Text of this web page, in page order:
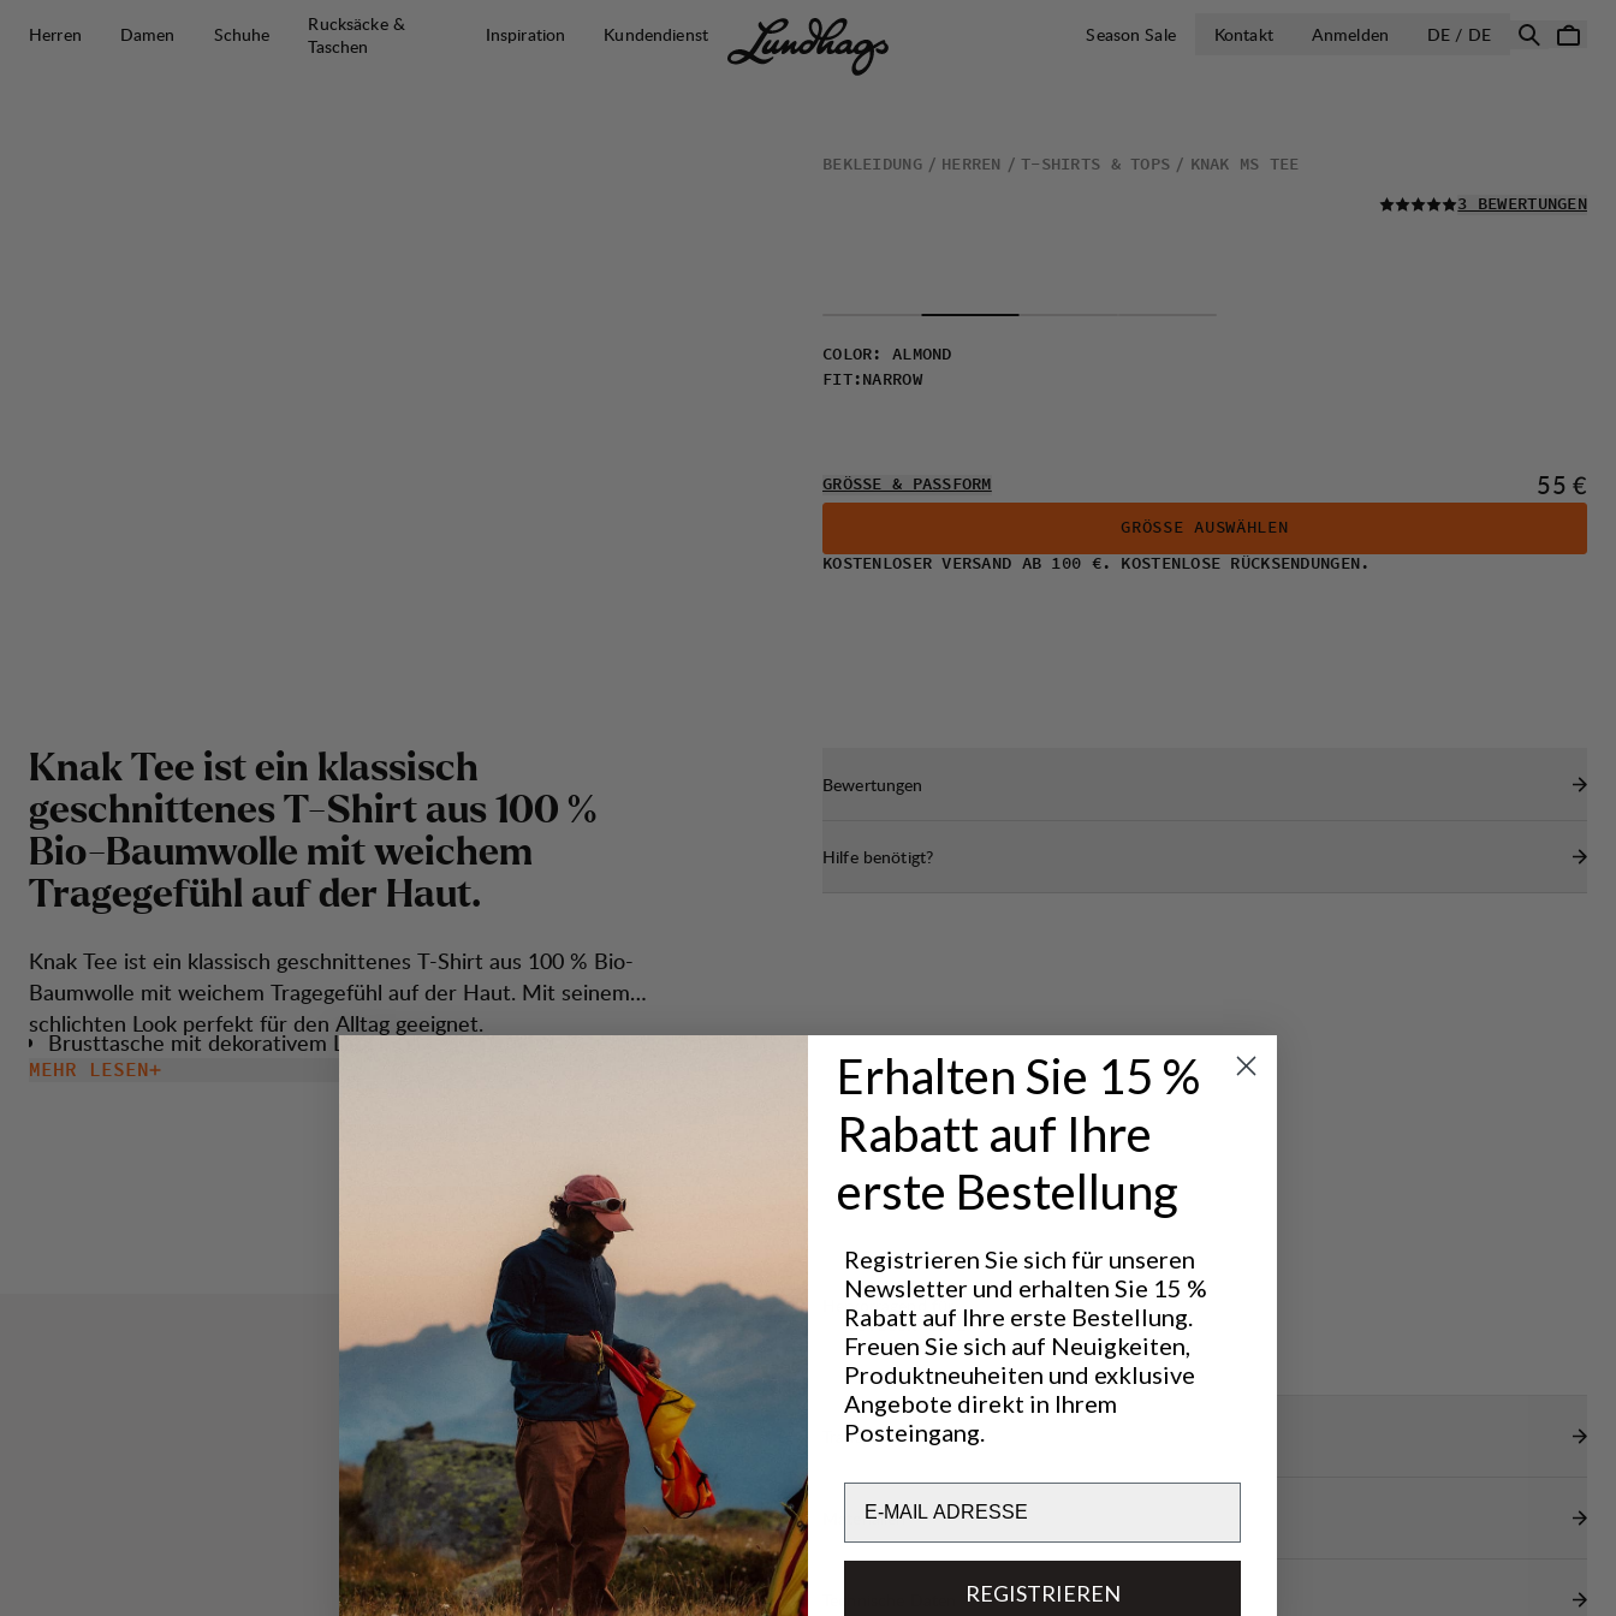
Herren
Damen Schuhe
Rucksäcke &
Taschen
Inspiration Kundendienst Season Sale Kontakt Anmelden DE / DELAND
BEKLEIDUNG HERREN T-SHIRTS & TOPS KNAK MS TEE
LESEN SIE ALLE
3 BEWERTUNGEN
COLOR : ALMOND
FIT: NARROW
GRÖSSE & PASSFORM Preis:
55 €
GRÖSSE AUSWÄHLEN
KOSTENLOSER VERSAND AB 100 €. KOSTENLOSE RÜCKSENDUNGEN.
Knak Tee ist ein klassisch
geschnittenes T-Shirt aus 100 %
Bio-Baumwolle mit weichem
Tragegefühl auf der Haut.
Knak Tee ist ein klassisch geschnittenes T-Shirt aus 100 % Bio-
Baumwolle mit weichem Tragegefühl auf der Haut. Mit seinem
schlichten Look perfekt für den Alltag geeignet.
Brusttasche mit dekorativem Label.
MEHR LESEN
Bewertungen
Hilfe benötigt?
Hervorragend für
OUTDOOR LIFE
Transparenz
Materialien
Erhalten Sie 15 %
Rabatt auf Ihre
erste Bestellung
Registrieren Sie sich für unseren
Newsletter und erhalten Sie 15 %
Rabatt auf Ihre erste Bestellung.
Freuen Sie sich auf Neuigkeiten,
Produktneuheiten und exklusive
Angebote direkt in Ihrem
Posteingang.
REGISTRIEREN